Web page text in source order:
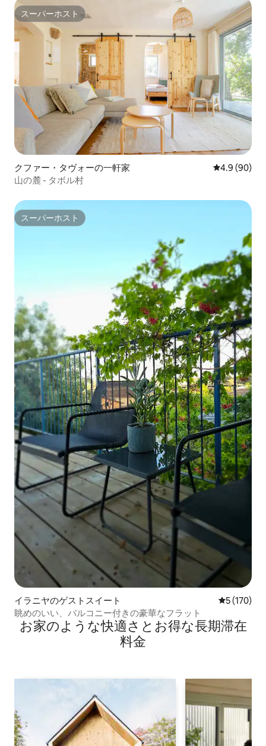
スーパーホスト
スーパーホスト
クファー・タヴォーの一軒家 レビュー90
4.9 (90)
山の麓 - タボル村
スーパーホスト
スーパーホスト
イラニヤのゲストスイート レビュー
5 (170)
眺めのいい、バルコニー付きの豪華なフラット
お家のような快⁠適⁠さ⁠とお⁠得⁠な長⁠期⁠滞⁠在
料⁠金